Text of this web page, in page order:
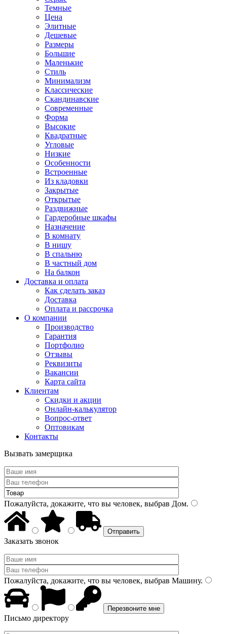
Темные
Цена
Элитные
Дешевые
Размеры
Большие
Маленькие
Стиль
Минимализм
Классические
Скандинавские
Современные
Форма
Высокие
Квадратные
Угловые
Низкие
Особенности
Встроенные
Из кладовки
Закрытые
Открытые
Раздвижные
Гардеробные шкафы
Назначение
В комнату
В нишу
В спальню
В частный дом
На балкон
Доставка и оплата
Как сделать заказ
Доставка
Оплата и рассрочка
О компании
Производство
Гарантия
Портфолио
Отзывы
Реквизиты
Вакансии
Карта сайта
Клиентам
Скидки и акции
Онлайн-калькулятор
Вопрос-ответ
Оптовикам
Контакты
Вызвать замерщика
Пожалуйста, докажите, что вы человек, выбрав Дом.
Заказать звонок
Пожалуйста, докажите, что вы человек, выбрав Машину.
Письмо директору